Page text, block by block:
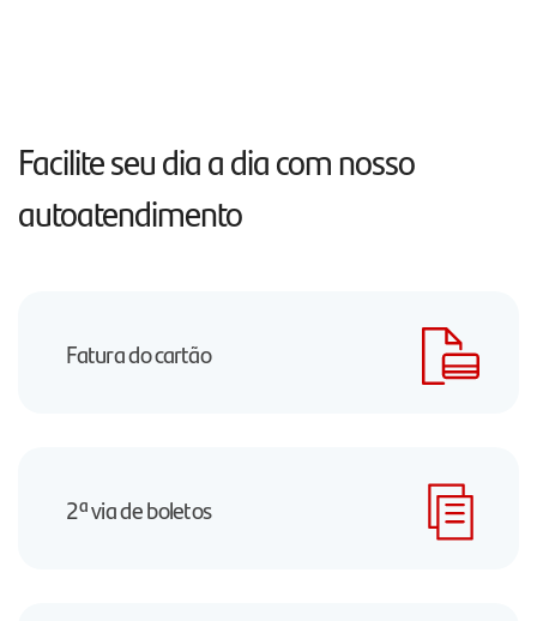
Facilite seu dia a dia com nosso
autoatendimento
Fatura do cartão
2ª via de boletos